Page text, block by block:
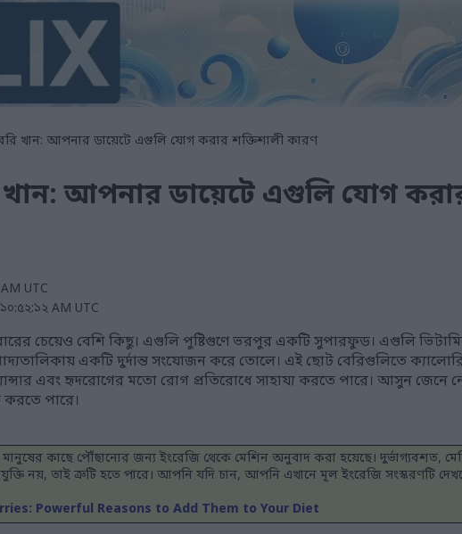
খান: আপনার ডায়েটে এগুলি যোগ করার শক্তিশালী কারণ
খান: আপনার ডায়েটে এগুলি যোগ
UTC
AM UTC
চেয়েও বেশি কিছু। এগুলি পুষ্টিগুণে ভরপুর একটি সুপারফুড। এগুলি
একটি দুর্দান্ত সংযোজন করে তোলে। এই ছোট বেরিগুলিতে
এবং হৃদরোগের মতো রোগ প্রতিরোধে সাহায্য করতে পারে। আসুন জেনে
করতে পারে।
মানুষের কাছে পৌঁছানোর জন্য ইংরেজি থেকে মেশিন অনুবাদ করা হয়েছে। দুর্ভাগ্যবশত,
নয়, তাই ত্রুটি হতে পারে। আপনি যদি চান, আপনি এখানে মূল ইংরেজি সংস্করণটি
Powerful Reasons to Add Them to Your Diet